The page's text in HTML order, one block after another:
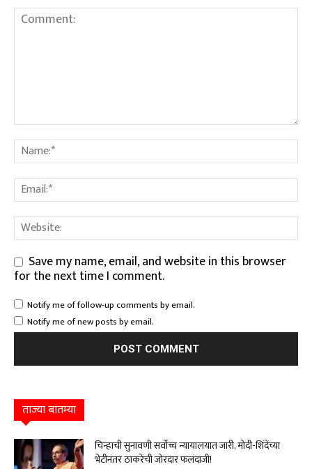
Save my name, email, and website in this browser
for the next time I comment.
Notify me of follow-up comments by email.
Notify me of new posts by email.
ताज्या बातम्या
चिन्हाची सुनावणी सर्वोच्च न्यायालयात जारी, मोदी-शिंदेंच्या
भेटीनंतर ठाकरेंची जोरदार फलंदाजी!